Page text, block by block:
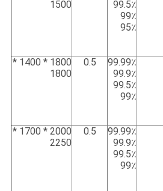
99.5٪
99٪
95٪
1500
99.99٪
99.9٪
99.5٪
99٪
0.5
1800 * 1400 *
1800
99.99٪
99.9٪
99.5٪
99٪
0.5
2000 * 1700 *
2250